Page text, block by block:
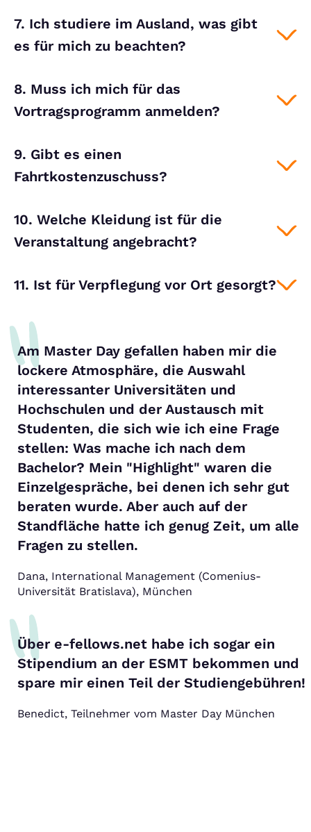
7. Ich studiere im Ausland, was gibt
es für mich zu beachten?
8. Muss ich mich für das
Vortragsprogramm anmelden?
9. Gibt es einen
Fahrtkostenzuschuss?
10. Welche Kleidung ist für die
Veranstaltung angebracht?
11. Ist für Verpflegung vor Ort gesorgt?
Am Master Day gefallen haben mir die
lockere Atmosphäre, die Auswahl
interessanter Universitäten und
Hochschulen und der Austausch mit
Studenten, die sich wie ich eine Frage
stellen: Was mache ich nach dem
Bachelor? Mein "Highlight" waren die
Einzelgespräche, bei denen ich sehr gut
beraten wurde. Aber auch auf der
Standfläche hatte ich genug Zeit, um alle
Fragen zu stellen.
Dana, International Management (Comenius-
Universität Bratislava), München
Über e-fellows.net habe ich sogar ein
Stipendium an der ESMT bekommen und
spare mir einen Teil der Studiengebühren!
Benedict, Teilnehmer vom Master Day München